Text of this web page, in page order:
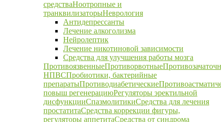
средстваНоотропные и
транквилизаторыНеврология
Антидепрессанты
Лечение алкоголизма
Нейролептик
Лечение никотиновой зависимости
Средства для улучшения работы мозга
ПротивоязвенныеПротиворвотные
НПВСПробиотики, бактерийные
препаратыПротиводиабетические
повыш регенерациюРегуляторы эректильной
дисфункцииСпазмолитикиСредства для лечения
простатитаСредства коррекции фигуры,
регуляторы аппетитаСредства от синдрома